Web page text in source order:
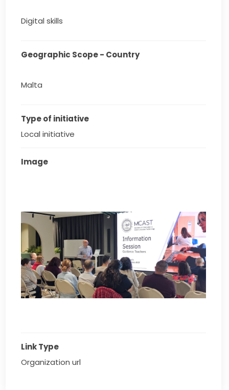
Digital skills
Geographic Scope - Country
Malta
Type of initiative
Local initiative
Image
Link Type
Organization url